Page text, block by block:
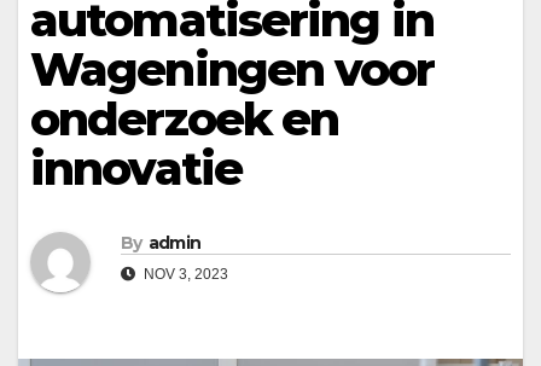
automatisering in
Wageningen voor
onderzoek en
innovatie
By admin
NOV 3, 2023